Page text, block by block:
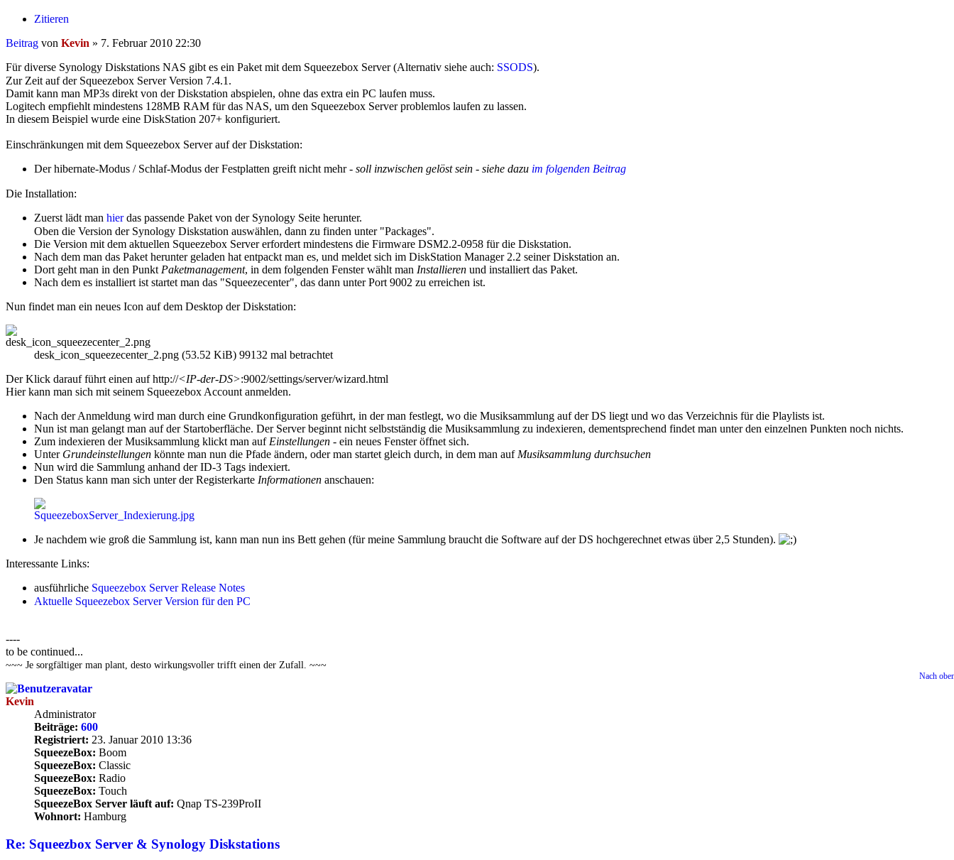
Zitieren
Beitrag von Kevin » 7. Februar 2010 22:30
Für diverse Synology Diskstations NAS gibt es ein Paket mit dem Squeezebox Server (Alternativ siehe auch: SSODS).
Zur Zeit auf der Squeezebox Server Version 7.4.1.
Damit kann man MP3s direkt von der Diskstation abspielen, ohne das extra ein PC laufen muss.
Logitech empfiehlt mindestens 128MB RAM für das NAS, um den Squeezebox Server problemlos laufen zu lassen.
In diesem Beispiel wurde eine DiskStation 207+ konfiguriert.
Einschränkungen mit dem Squeezebox Server auf der Diskstation:
Der hibernate-Modus / Schlaf-Modus der Festplatten greift nicht mehr - soll inzwischen gelöst sein - siehe dazu im folgenden Beitrag
Die Installation:
Zuerst lädt man hierdas passende Paket von der Synology Seite herunter.
Oben die Version der Synology Diskstation auswählen, dann zu finden unter "Packages".
Die Version mit dem aktuellen Squeezebox Server erfordert mindestens die Firmware DSM2.2-0958 für die Diskstation.
Nach dem man das Paket herunter geladen hat entpackt man es, und meldet sich im DiskStation Manager 2.2 seiner Diskstation an.
Dort geht man in den PunktPaketmanagement, in dem folgenden Fenster wählt man Installieren und installiert das Paket.
Nach dem es installiert ist startet man das "Squeezecenter", das dann unter Port 9002 zu erreichen ist.
Nun findet man ein neues Icon auf dem Desktop der Diskstation:
desk_icon_squeezecenter_2.png (53.52 KiB) 99132 mal betrachtet
Der Klick darauf führt einen auf http://<IP-der-DS>:9002/settings/server/wizard.html
Hier kann man sich mit seinem Squeezebox Account anmelden.
Nach der Anmeldung wird man durch eine Grundkonfiguration geführt, in der man festlegt, wo die Musiksammlung auf der DS liegt und wo das Verzeichnis für die Playlists ist.
Nun ist man gelangt man auf der Startoberfläche. Der Server beginnt nicht selbstständig die Musiksammlung zu indexieren, dementsprechend findet man unter den einzelnen Punkten noch nichts.
Zum indexieren der Musiksammlung klickt man aufEinstellungen - ein neues Fenster öffnet sich.
Unter Grundeinstellungen könnte man nun die Pfade ändern, oder man startet gleich durch, in dem man aufMusiksammlung durchsuchen
Nun wird die Sammlung anhand der ID-3 Tags indexiert.
Den Status kann man sich unter der Registerkarte Informationen anschauen:
Je nachdem wie groß die Sammlung ist, kann man nun ins Bett gehen (für meine Sammlung braucht die Software auf der DS hochgerechnet etwas über 2,5 Stunden).
Interessante Links:
ausführliche Squeezebox Server Release Notes
Aktuelle Squeezebox Server Version für den PC
----
to be continued...
~~~ Je sorgfältiger man plant, desto wirkungsvoller trifft einen der Zufall. ~~~
Nach
Kevin
Administrator
Beiträge: 600
Registriert: 23. Januar 2010 13:36
SqueezeBox: Boom
SqueezeBox: Classic
SqueezeBox: Radio
SqueezeBox: Touch
SqueezeBox Server läuft auf: Qnap TS-239ProII
Wohnort: Hamburg
Re: Squeezbox Server & Synology Diskstations